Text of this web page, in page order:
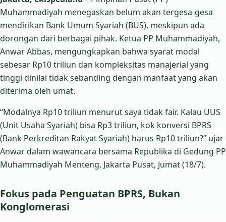
Regulasi OJK dan Dukungan untuk BPRS
Saran Jusuf Kalla dan Konsolidasi Internal
Muhammadiyah menegaskan belum akan tergesa-gesa
mendirikan Bank Umum Syariah (BUS), meskipun ada
dorongan dari berbagai pihak. Ketua PP Muhammadiyah,
Anwar Abbas, mengungkapkan bahwa syarat modal
sebesar Rp10 triliun dan kompleksitas manajerial yang
tinggi dinilai tidak sebanding dengan manfaat yang akan
diterima oleh umat.
“Modalnya Rp10 triliun menurut saya tidak fair. Kalau UUS
(Unit Usaha Syariah) bisa Rp3 triliun, kok konversi BPRS
(Bank Perkreditan Rakyat Syariah) harus Rp10 triliun?” ujar
Anwar dalam wawancara bersama Republika di Gedung PP
Muhammadiyah Menteng, Jakarta Pusat, Jumat (18/7).
Fokus pada Penguatan BPRS, Bukan
Konglomerasi